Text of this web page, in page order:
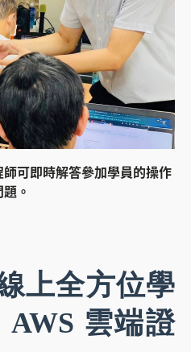
可即時解答參加學員的操作
。
上全方位學
雲端證